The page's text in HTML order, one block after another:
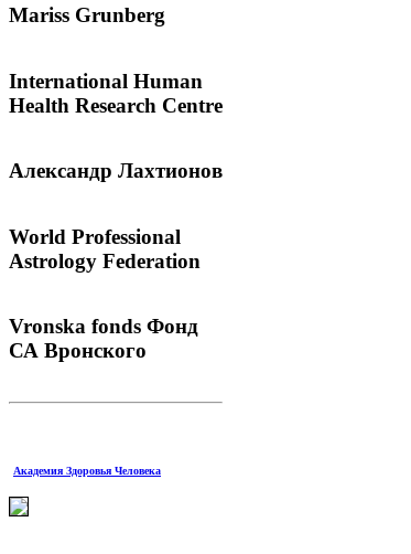
Mariss Grunberg
International Human
Health Research Centre
Александр Лахтионов
World Professional
Astrology Federation
Vronska fonds Фонд
СА Вронского
Академия Здоровья Человека